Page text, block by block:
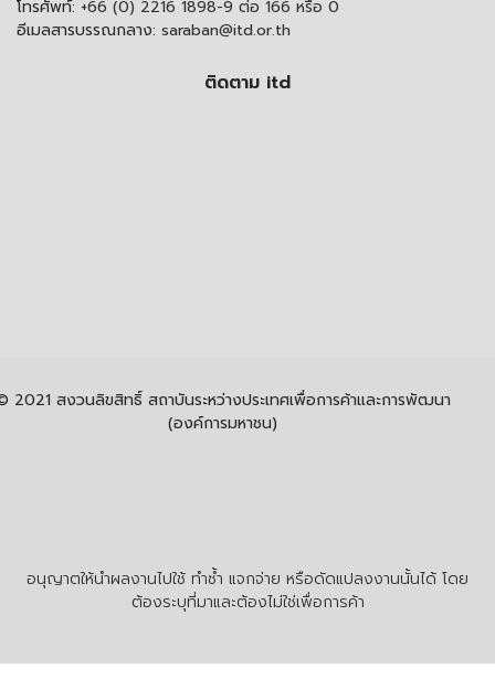
โทรศัพท์: +66 (0) 2216 1898-9 ต่อ 166 หรือ 0
อีเมลสารบรรณกลาง: saraban@itd.or.th
ติดตาม itd
อนุญาตให้นำผลงานไปใช้ ทำซ้ำ แจกจ่าย หรือดัดแปลงงานนั้นได้ โดย
ต้องระบุที่มาและต้องไม่ใช่เพื่อการค้า
2021 สงวนลิขสิทธิ์ สถาบันระหว่างประเทศเพื่อการค้าและการพัฒนา
(องค์การมหาชน)